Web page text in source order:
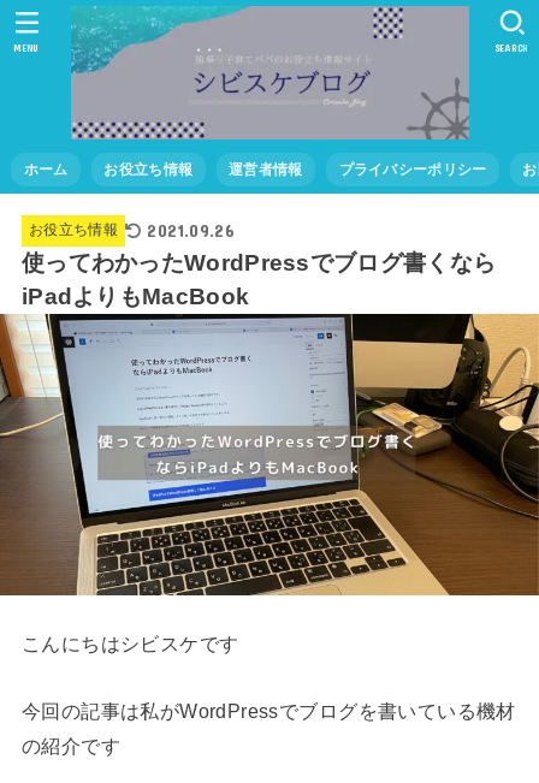
ホーム お役立ち情報 運営者情報 プライバシーポリシー
SEARCH
MENU
お役立ち情報 2021.09.26
使ってわかったWordPressでブログ書くなら
iPadよりもMacBook
こんにちはシビスケです
今回の記事は私がWordPressでブログを書いている機材
の紹介です